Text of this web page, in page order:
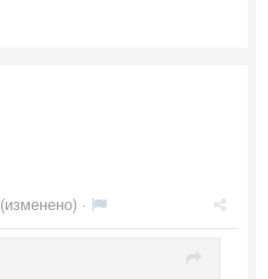
(изменено) ·